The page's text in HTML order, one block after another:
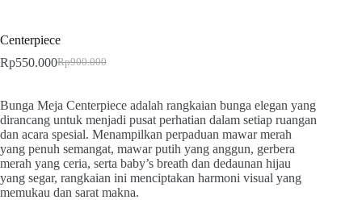
Centerpiece
Rp900.000
Rp550.000
Bunga Meja Centerpiece adalah rangkaian bunga elegan yang
dirancang untuk menjadi pusat perhatian dalam setiap ruangan
dan acara spesial. Menampilkan perpaduan mawar merah
yang penuh semangat, mawar putih yang anggun, gerbera
merah yang ceria, serta baby’s breath dan dedaunan hijau
yang segar, rangkaian ini menciptakan harmoni visual yang
memukau dan sarat makna.